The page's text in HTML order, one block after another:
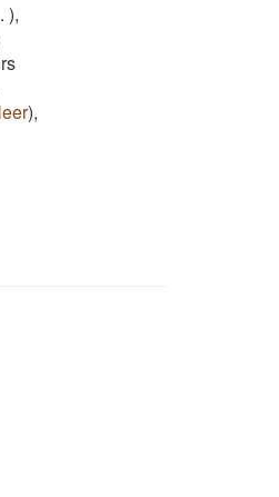
),
),